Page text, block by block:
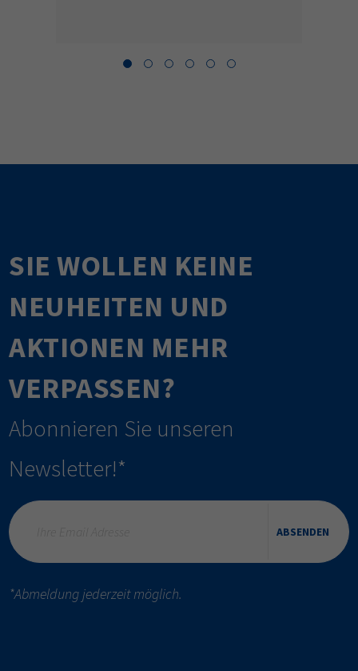
SIE WOLLEN KEINE
NEUHEITEN UND
AKTIONEN MEHR
VERPASSEN?
Abonnieren Sie unseren
Newsletter!*
ABSENDEN
*Abmeldung jederzeit möglich.